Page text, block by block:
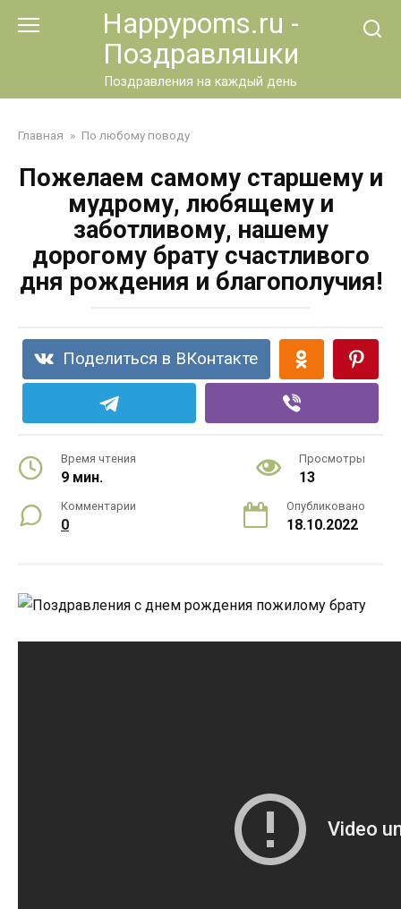
Happypoms.ru -
Поздравляшки
Поздравления на каждый день
Главная » По любому поводу
Пожелаем самому старшему и
мудрому, любящему и
заботливому, нашему
дорогому брату счастливого
дня рождения и благополучия!
Поделиться в ВКонтакте
Время чтения
9 мин.
Просмотры
13
Комментарии
0
Опубликовано
18.10.2022